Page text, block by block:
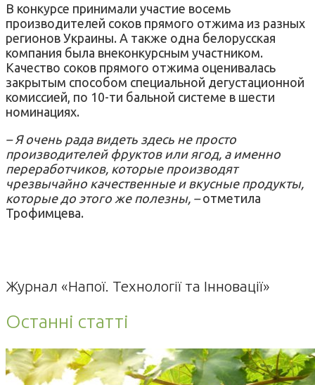
В конкурсе принимали участие восемь
производителей соков прямого отжима из разных
регионов Украины. А также одна белорусская
компания была внеконкурсным участником.
Качество соков прямого отжима оценивалась
закрытым способом специальной дегустационной
комиссией, по 10-ти бальной системе в шести
номинациях.
– Я очень рада видеть здесь не просто
производителей фруктов или ягод, а именно
переработчиков, которые производят
чрезвычайно качественные и вкусные продукты,
которые до этого же полезны, –отметила
Трофимцева.
Журнал «Напої. Технології та Інновації»
Останні статті